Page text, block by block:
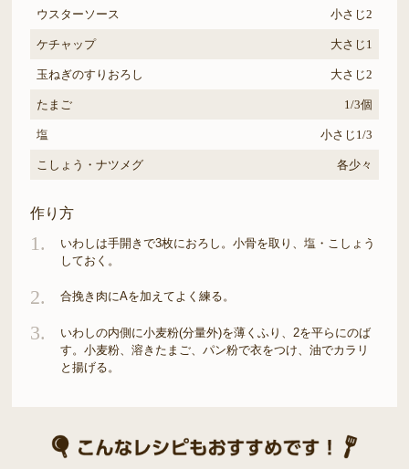
ウスターソース 小さじ2
ケチャップ 大さじ1
玉ねぎのすりおろし 大さじ2
たまご 1/3個
塩 小さじ1/3
こしょう・ナツメグ 各少々
作り方
1.
いわしは手開きで3枚におろし。小骨を取り、塩・こしょう
しておく。
2. 合挽き肉にAを加えてよく練る。
3.
いわしの内側に小麦粉(分量外)を薄くふり、2を平らにのば
す。小麦粉、溶きたまご、パン粉で衣をつけ、油でカラリ
と揚げる。